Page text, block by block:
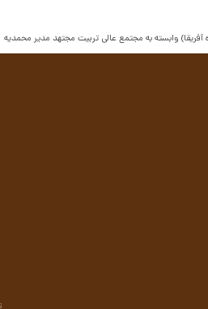
وابسته به مجتمع عالی تربیت مجتهد مدیر محمدیه